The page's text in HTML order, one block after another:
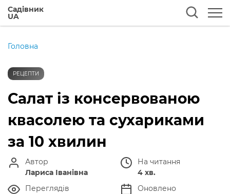
Садівник
UA
Головна
РЕЦЕПТИ
Салат із консервованою
квасолею та сухариками
за 10 хвилин
Автор
Лариса Іванівна
На читання
4 хв.
Переглядів
Оновлено